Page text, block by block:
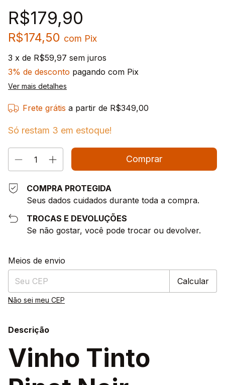
R$179,90
R$174,50 com Pix
3 x de R$59,97 sem juros
3% de desconto pagando com Pix
Ver mais detalhes
Frete grátis a partir de R$349,00
Só restam 3 em estoque!
COMPRA PROTEGIDA
Seus dados cuidados durante toda a compra.
TROCAS E DEVOLUÇÕES
Se não gostar, você pode trocar ou devolver.
Entregas para o CEP:
Meios de envio
Calcular
Não sei meu CEP
Descrição
Vinho Tinto